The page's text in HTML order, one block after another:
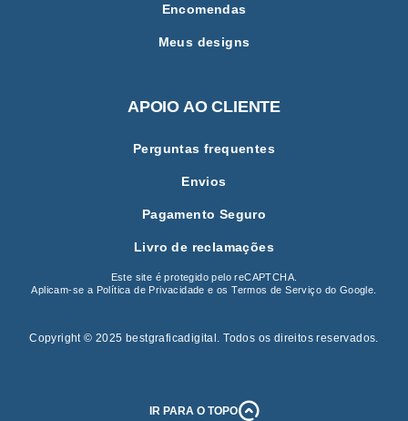
Encomendas
Meus designs
APOIO AO CLIENTE
Perguntas frequentes
Envios
Pagamento Seguro
Livro de reclamações
Este site é protegido pelo reCAPTCHA.
Aplicam-se a Política de Privacidade e osTermos de Serviço do Google.
Copyright © 2025 bestgraficadigital . Todos os direitos reservados.
IR PARA O TOPO